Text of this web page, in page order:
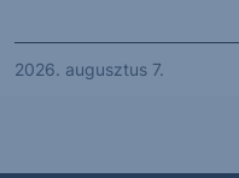
2026. augusztus 7.